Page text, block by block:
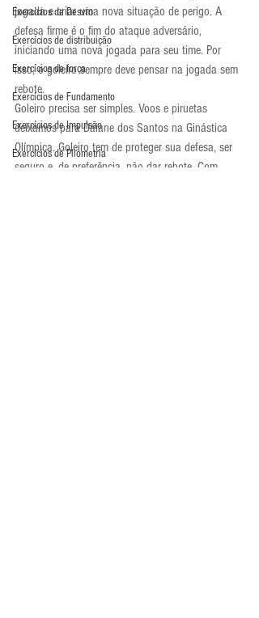
Exercícios de Desvio
Exercícios de distribuição
Exercícios de força
Exercícios de Fundamento
Exercícios de Impulsão
Exercícios de Pliometria
jogada e criar uma nova situação de perigo. A
defesa firme é o fim do ataque adversário,
iniciando uma nova jogada para seu time. Por
isso, o goleiro sempre deve pensar na jogada sem
rebote.
Goleiro precisa ser simples. Voos e piruetas
deixamos para Daiane dos Santos na Ginástica
Olímpica. Goleiro tem de proteger sua defesa, ser
seguro e, de preferência, não dar rebote. Com